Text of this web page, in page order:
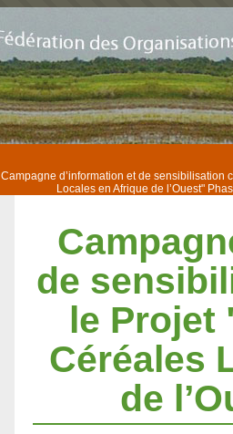
Campagne d’information et de sensibilisation
Locales en Afrique de l’Ouest"
de
le Projet
Céréales
de